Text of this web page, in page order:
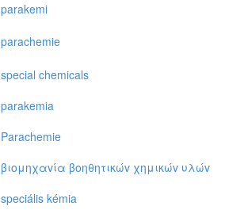
parakemi
parachemie
special chemicals
parakemia
Parachemie
βιoμηχαvία βoηθητικώv χημικώv υλώv
speciális kémia